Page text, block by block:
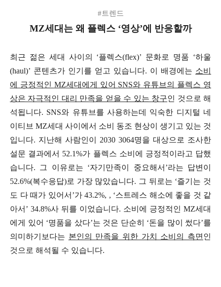
#트렌드
MZ세대는 왜 플렉스 ‘영상’에 반응할까
최근 젊은 세대 사이의 ‘플렉스(flex)’ 문화로 명품 ‘하울
(haul)’ 콘텐츠가 인기를 얻고 있습니다. 이 배경에는 소비
에 긍정적인 MZ세대에게 있어 SNS와 유튜브의 플렉스 영
상은 자극적인 대리 만족을 얻을 수 있는 창구인 것으로 해
석됩니다. SNS와 유튜브를 사용하는데 익숙한 디지털 네
이티브 MZ세대 사이에서 소비 동조 현상이 생기고 있는 것
입니다. 지난해 사람인이 2030 3064명을 대상으로 조사한
설문 결과에서 52.1%가 플렉스 소비에 긍정적이라고 답했
습니다. 그 이유로는 ‘자기만족이 중요해서 ’라는 답변이
52.6%(복수응답)로 가장 많았습니다. 그 뒤로는 ‘즐기는 것
도 다 때가 있어서 ’가 43.2%, , ‘스트레스 해소에 좋을 것 같
아서 ’ 34.8%사 뒤를 이었습니다. 소비에 긍정적인 MZ세대
에게 있어 ‘명품을 샀다’는 것은 단순히 ‘돈을 많이 썼다’를
의미하기보다는 본인의 만족을 위한 가치 소비의 측면 인
것으로 해석될 수 있습니다.